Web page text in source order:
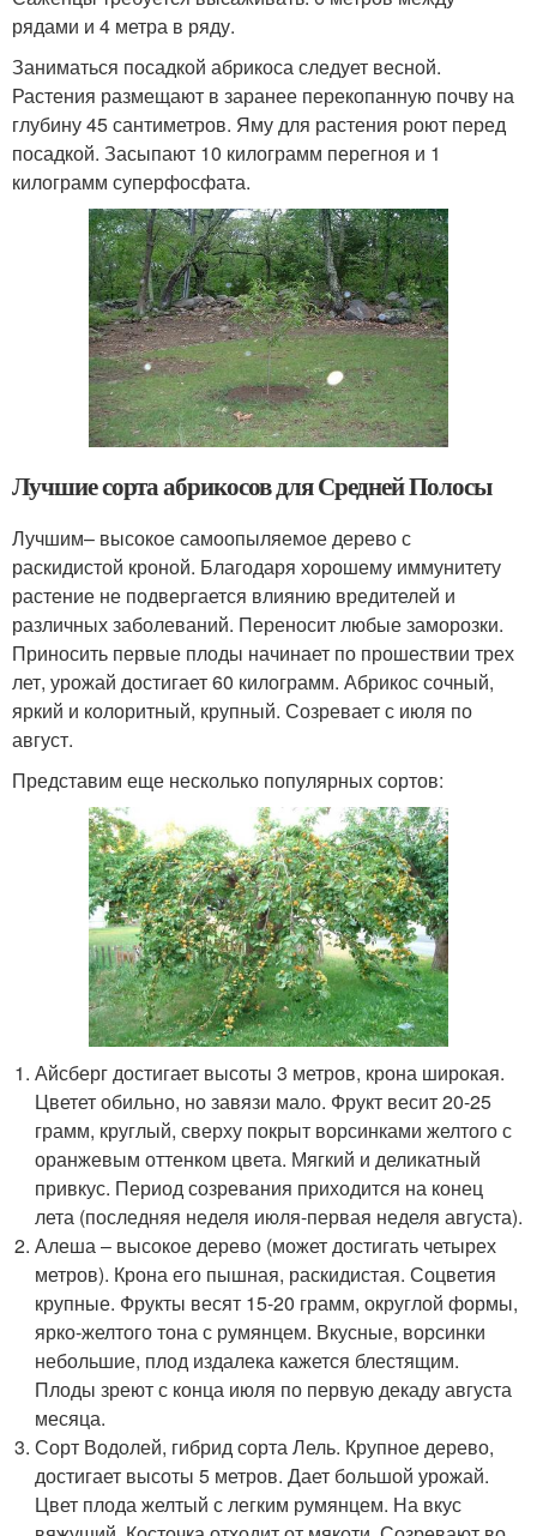
рядами и 4 метра в ряду.
Заниматься посадкой абрикоса следует весной.
Растения размещают в заранее перекопанную почву на
глубину 45 сантиметров. Яму для растения роют перед
посадкой. Засыпают 10 килограмм перегноя и 1
килограмм суперфосфата.
Лучшие сорта абрикосов для Средней Полосы
Лучшим– высокое самоопыляемое дерево с
раскидистой кроной. Благодаря хорошему иммунитету
растение не подвергается влиянию вредителей и
различных заболеваний. Переносит любые заморозки.
Приносить первые плоды начинает по прошествии трех
лет, урожай достигает 60 килограмм. Абрикос сочный,
яркий и колоритный, крупный. Созревает с июля по
август.
Представим еще несколько популярных сортов:
Айсберг достигает высоты 3 метров, крона широкая.
Цветет обильно, но завязи мало. Фрукт весит 20-25
грамм, круглый, сверху покрыт ворсинками желтого с
оранжевым оттенком цвета. Мягкий и деликатный
привкус. Период созревания приходится на конец
лета (последняя неделя июля-первая неделя августа).
Алеша – высокое дерево (может достигать четырех
метров). Крона его пышная, раскидистая. Соцветия
крупные. Фрукты весят 15-20 грамм, округлой формы,
ярко-желтого тона с румянцем. Вкусные, ворсинки
небольшие, плод издалека кажется блестящим.
Плоды зреют с конца июля по первую декаду августа
месяца.
Сорт Водолей, гибрид сорта Лель. Крупное дерево,
достигает высоты 5 метров. Дает большой урожай.
Цвет плода желтый с легким румянцем. На вкус